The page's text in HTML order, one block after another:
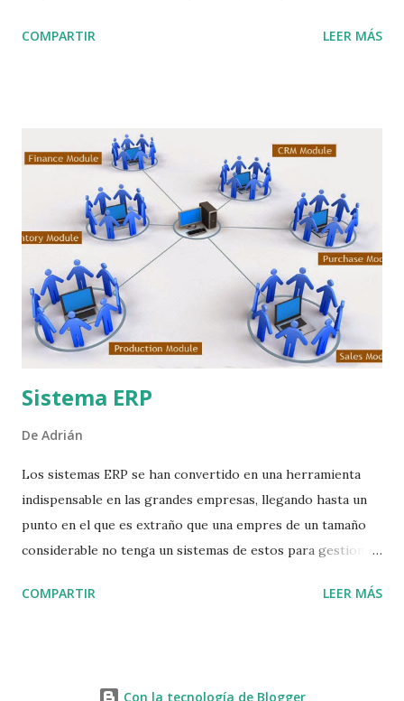
pantalla de 6 pulgadas con resolución HD (1280x720) y
características que ya conocemos; un procesador
Snapdragon 800 de cuatro núcleos corriendo a 2.26 GHz,
GPU Adreno 330, 2GB de memoria RAM LPDDR3, memoria
interna de 32GB y dos cámaras, la principal de 13
megapíxeles y la secundaria de 2.1. Como cualquier teléfono
de gama alta, el LG G Flex cuenta con conectividad:
Bluetooth 4.0, WiFi 802.11ac, NFC y LTE-Advanced
corriendo bajo Android 4.2.2 Jelly Bean. LG G Flex,
novedades en su hardware Dentro de las especif...
COMPARTIR LEER MÁS
Sistema ERP
De Adrián
Los sistemas ERP se han convertido en una herramienta
indispensable en las grandes empresas, llegando hasta un
punto en el que es extraño que una empres de un tamaño
considerable no tenga un sistemas de estos para gestionar
ERPs deben su nombre a la traducción del termino ingles
COMPARTIR LEER MÁS
Con la tecnología de Blogger